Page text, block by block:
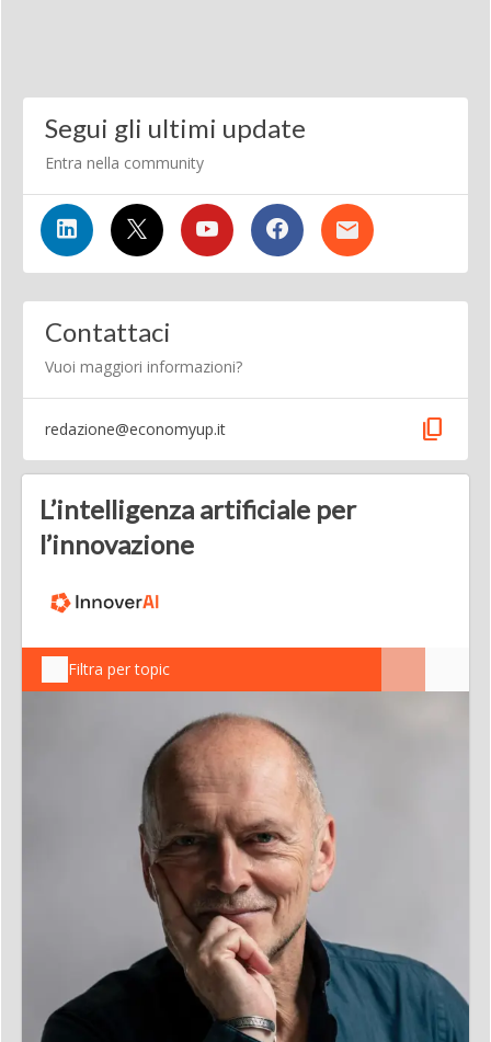
Segui gli ultimi update
Entra nella community
Contattaci
Vuoi maggiori informazioni?
redazione@economyup.it content_copy
L’intelligenza artificiale per
l’innovazione
Filtra per topic